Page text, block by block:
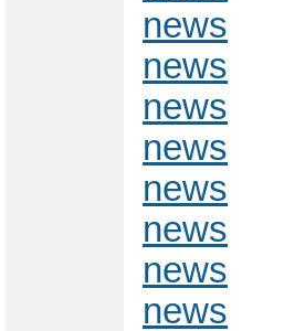
news
news
news
news
news
news
news
news